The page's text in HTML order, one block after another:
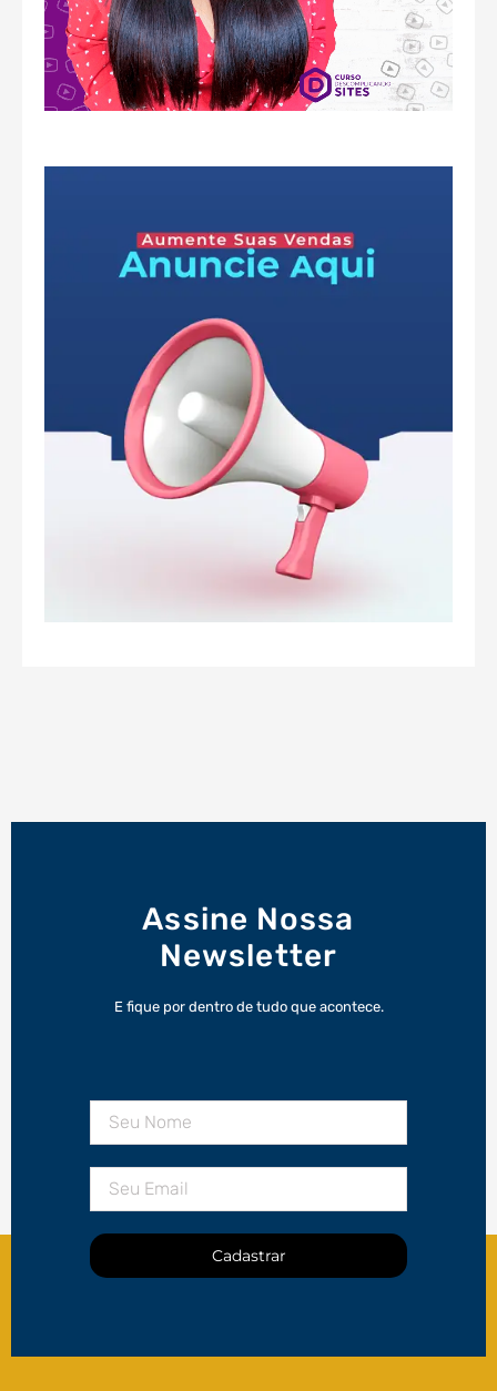
Assine Nossa
Newsletter
E fique por dentro de tudo que acontece.
Cadastrar